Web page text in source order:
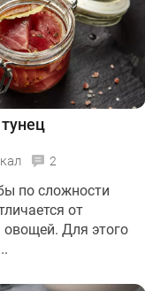
2
по сложности
от
овощей. Для этого